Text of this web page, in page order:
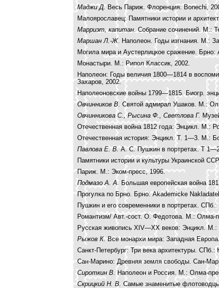
Маджи Д. Весь Париж. Флоренция: Bonechi,
Малоярославец: Памятники истории и
Марриэт, капитан. Собрание сочинений. М.:
Маршан Л.-Ж. Наполеон. Годы изгнания. М.:
Могила мира и Аустерлицкое сражение. Брно:
Монастыри. М.: Рипол Классик, 2002.
Наполеон: Годы величия 1800—1814 в
Захаров, 2002.
Наполеоновские войны 1799—1815. Биогр.
Овчинников В. Святой адмирал Ушаков. М.:
Овчинникова С., Рысина Ф., Светлова Г.
Отечественная война 1812 года: Энцикл. М.:
Отечественная история: Энцикл. Т. 1—3. М.:
Павлова Е. В.А. С. Пушкин в портретах. Т
Памятники истории и культуры Украинской
Париж. М.: Эком-пресс, 1996.
Подмазо А. А. Большая европейская война
Прогулка по Брно. Брно: Akademicke
Пушкин и его современники в портретах. СПб.:
Романтизм/ Авт.-сост. О. Федотова. М.: Олма-
Русская живопись XIV—XX веков: Энцикл.
Рыжов К.Все монархи мира: Западная
Санкт-Петербург: Три века архитектуры. СПб.:
Сан-Марино: Древняя земля свободы. Сан-
Сироткин В.Наполеон и Россия. М.: Олма-
Скрицкий Н. В. Самые знаменитые